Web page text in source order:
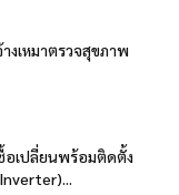
งเหมาตรวจสุขภาพ
อเปลี่ยนพร้อมติดตั้ง